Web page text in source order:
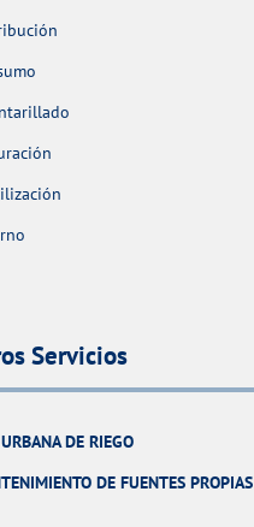
Servicios
DE RIEGO
DE FUENTES PROPIAS